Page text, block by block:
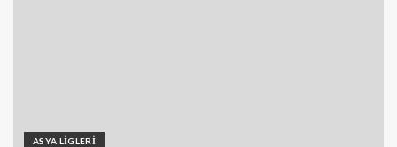
ASYA LİGLERİ